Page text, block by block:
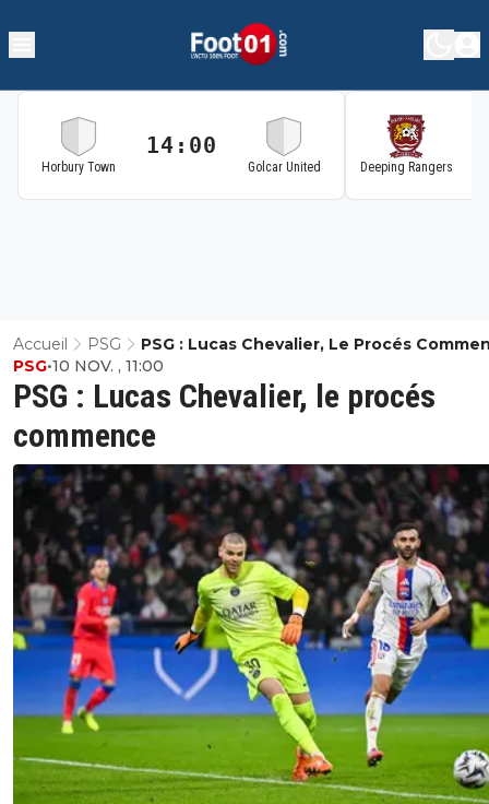
Horbury Town
14:00
Golcar United Deeping Rangers
Accueil PSG PSG : Lucas Chevalier, Le Procés
PSG : Lucas Chevalier, le procés
commence
PSG•10 NOV. , 11:00